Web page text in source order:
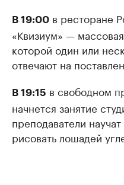
В 19:00 в ресторане
«Квизиум» —
которой один или
отвечают на
В 19:15 в свободном
начнется занятие
преподаватели
рисовать лошадей